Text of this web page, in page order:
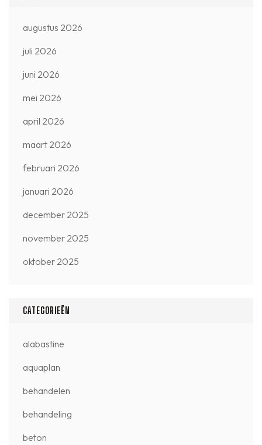
augustus 2026
juli 2026
juni 2026
mei 2026
april 2026
maart 2026
februari 2026
januari 2026
december 2025
november 2025
oktober 2025
CATEGORIEËN
alabastine
aquaplan
behandelen
behandeling
beton